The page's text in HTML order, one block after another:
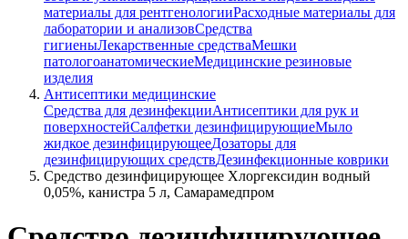
материалы для рентгенологииРасходные материалы для
лаборатории и анализовСредства
гигиеныЛекарственные средстваМешки
патологоанатомическиеМедицинские резиновые
изделия
Антисептики медицинские
Средства для дезинфекцииАнтисептики для рук и
поверхностейСалфетки дезинфицирующиеМыло
жидкое дезинфицирующееДозаторы для
дезинфицирующих средствДезинфекционные коврики
Средство дезинфицирующее Хлоргексидин водный
0,05%, канистра 5 л, Самарамедпром